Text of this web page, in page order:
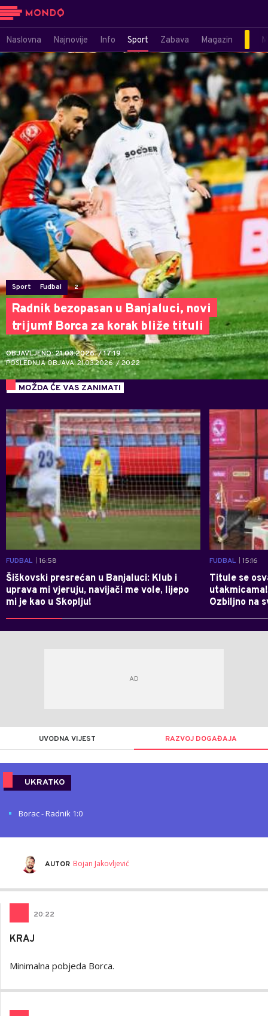
Naslovna Najnovije Info Sport Zabava Magazin
Sport Fudbal 2
Radnik bezopasan u Banjaluci, novi
trijumf Borca za korak bliže tituli
OBJAVLJENO: 21.03.2026. / 17:19
POSLEDNJA OBJAVA: 21.03.2026. / 20:22
MOŽDA ĆE VAS ZANIMATI
FUDBAL | 16:58
Šiškovski presrećan u Banjaluci: Klub i
uprava mi vjeruju, navijači me vole, lijepo
mi je kao u Skoplju!
FUDBAL | 15:16
Titule se
Ozbiljno na
UVODNA VIJEST RAZVOJ DOGAĐAJA
AUTOR Bojan Jakovljević
20:22
KRAJ
Minimalna pobjeda Borca.
UKRATKO
Borac - Radnik 1:0